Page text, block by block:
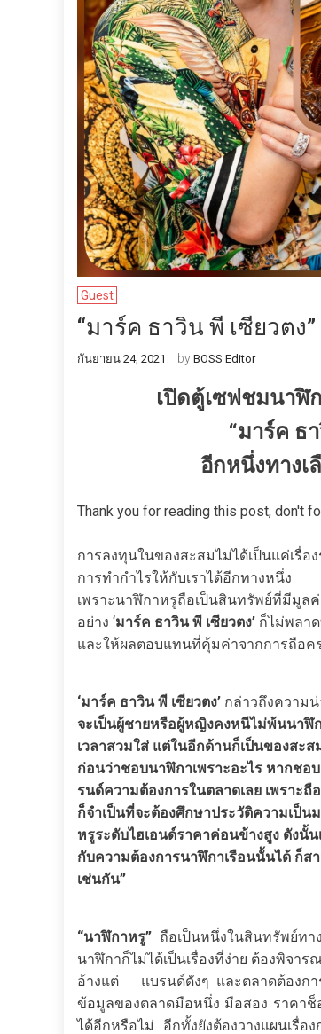
Guest
“มาร์ค ธาวิน พี เซียวต
กันยายน 24, 2021 by BOSS Editor
เปิดตู้เซฟชมนาฬิ
“มาร์ค ธ
อีกหนึ่งทาง
Thank you for reading this post, don't
การลงทุนในของสะสมไม่ได้เป็นแค่เรื่
การทำกำไรให้กับเราได้อีกทางหนึ่ง
เพราะนาฬิกาหรูถือเป็นสินทรัพย์ที่มีมู
อย่าง ‘มาร์ค ธาวิน พี เซียวตง’ ก็ไม่พลา
และให้ผลตอบแทนที่คุ้มค่าจากการถือค
‘มาร์ค ธาวิน พี เซียวตง’ กล่าวถึงความ
จะเป็นผู้ชายหรือผู้หญิงคงหนีไม่พ้นนาฬิก
เวลาสวมใส่ แต่ในอีกด้านก็เป็นของสะ
ก่อนว่าชอบนาฬิกาเพราะอะไร หากชอ
รนด์ความต้องการในตลาดเลย เพราะ
ก็จำเป็นที่จะต้องศึกษาประวัติความเป็
หรูระดับไฮเอนด์ราคาค่อนข้างสูง ดังนั้
กับความต้องการนาฬิกาเรือนนั้นได้ ก็ส
เช่นกัน”
“นาฬิกาหรู” ถือเป็นหนึ่งในสินทรัพย์ท
นาฬิกาก็ไม่ได้เป็นเรื่องที่ง่าย ต้องพิจา
อ้างแต่ แบรนด์ดังๆ และตลาดต้องกา
ข้อมูลของตลาดมือหนึ่ง มือสอง ราคาช็
ได้อีกหรือไม่ อีกทั้งยังต้องวางแผนเรื่อ